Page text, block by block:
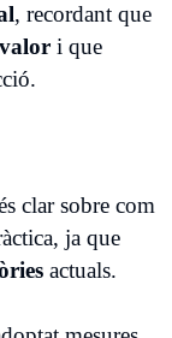
, recordant que
i que
clar sobre com
ja que
actuals.